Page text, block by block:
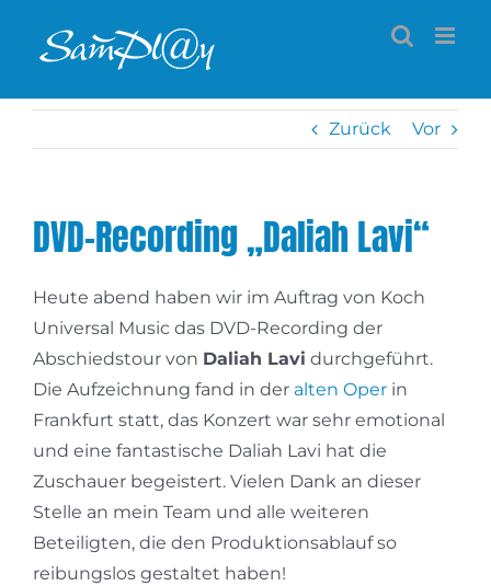
Inhalt
Zurück Vor
DVD-Recording „Daliah Lavi“
Heute abend haben wir im Auftrag von Koch
Universal Music das DVD-Recording der
Abschiedstour von Daliah Lavi durchgeführt.
Die Aufzeichnung fand in der alten Oper in
Frankfurt statt, das Konzert war sehr emotional
und eine fantastische Daliah Lavi hat die
Zuschauer begeistert. Vielen Dank an dieser
Stelle an mein Team und alle weiteren
Beteiligten, die den Produktionsablauf so
reibungslos gestaltet haben!